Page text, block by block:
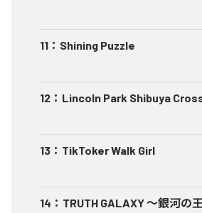
11 ： Shining Puzzle
12 ： Lincoln Park Shibuya
13 ： TikToker Walk Girl
14 ： TRUTH GALAXY 〜銀河の